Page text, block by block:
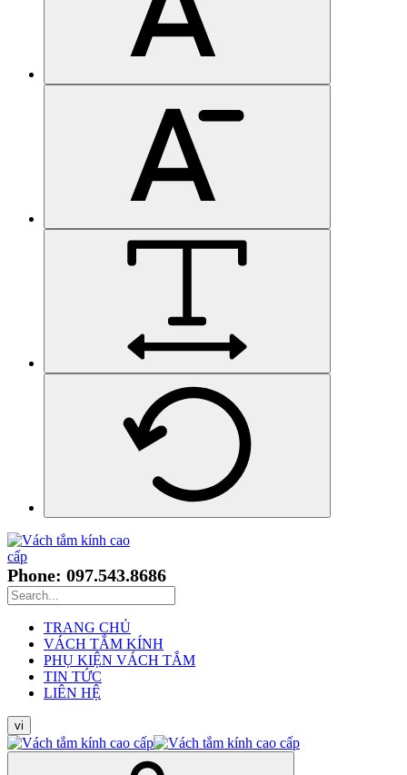
Phone: 097.543.8686
TRANG CHỦ
VÁCH TẮM KÍNH
PHỤ KIỆN VÁCH TẮM
TIN TỨC
LIÊN HỆ
vi